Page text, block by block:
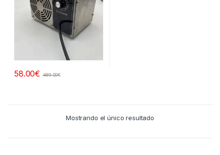
58.00€ 489.00€
Mostrando el único resultado